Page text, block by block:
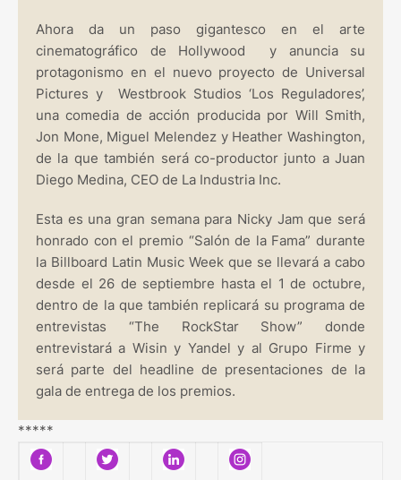
Ahora da un paso gigantesco en el arte
cinematográfico de Hollywood y anuncia su
protagonismo en el nuevo proyecto de Universal
Pictures y Westbrook Studios ‘Los Reguladores’,
una comedia de acción producida por Will Smith,
Jon Mone, Miguel Melendez y Heather Washington,
de la que también será co-productor junto a Juan
Diego Medina, CEO de La Industria Inc.
Esta es una gran semana para Nicky Jam que será
honrado con el premio “Salón de la Fama” durante
la Billboard Latin Music Week que se llevará a cabo
desde el 26 de septiembre hasta el 1 de octubre,
dentro de la que también replicará su programa de
entrevistas “The RockStar Show” donde
entrevistará a Wisin y Yandel y al Grupo Firme y
será parte del headline de presentaciones de la
gala de entrega de los premios.
*****